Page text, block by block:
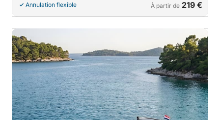
Annulation flexible À partir de 219 €